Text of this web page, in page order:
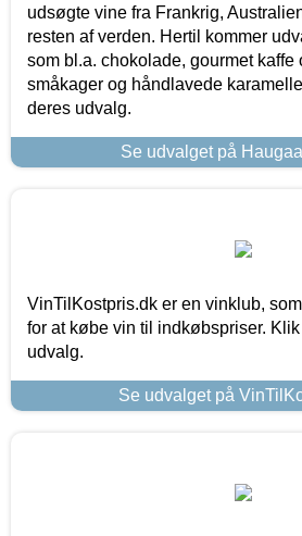
udsøgte vine fra Frankrig,
resten af verden. Hertil kommer
som bl.a. chokolade, gourmet kaffe
småkager og håndlavede
deres udvalg.
Se udvalget på
VinTilKostpris.dk er en vinklub,
for at købe vin til indkøbspriser.
udvalg.
Se udvalget på